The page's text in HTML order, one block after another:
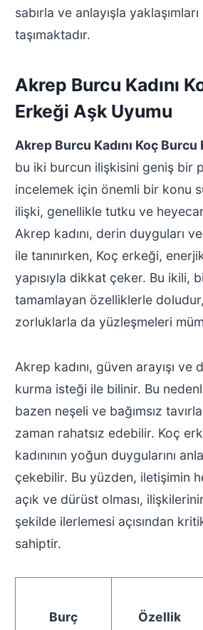
sabırla ve anlayışla
taşımaktadır.
Akrep Burcu Kadını
Erkeği Aşk Uyumu
Akrep Burcu Kadını Koç
bu iki burcun ilişkisini geniş bir
incelemek için önemli bir konu
ilişki, genellikle tutku ve
Akrep kadını, derin duyguları
ile tanınırken, Koç erkeği,
yapısıyla dikkat çeker. Bu ikili,
tamamlayan özelliklerle
zorluklarla da yüzleşmeleri
Akrep kadını, güven arayışı ve
kurma isteği ile bilinir. Bu
bazen neşeli ve bağımsız
zaman rahatsız edebilir. Koç
kadınının yoğun duygularını
çekebilir. Bu yüzden, iletişimin
açık ve dürüst olması,
şekilde ilerlemesi açısından
sahiptir.
Burç Özellik